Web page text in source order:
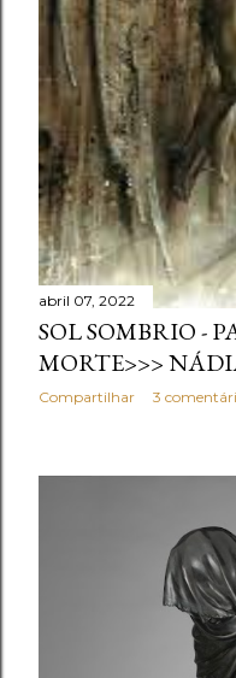
abril 07, 2022
SOL SOMBRIO -
MORTE>>>
Compartilhar 3